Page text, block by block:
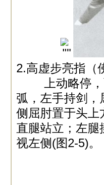
2.高虚步亮指（
上动略停，两
弧，左手持剑，
侧屈肘置于头上
直腿站立；左
视左侧 (图2-5)。